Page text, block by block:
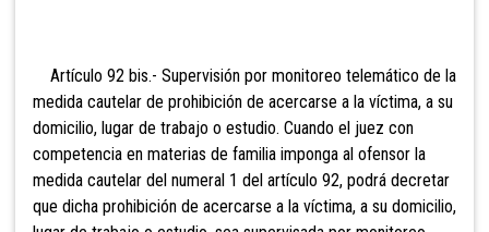
Artículo 92 bis.- Supervisión por monitoreo telemático de la
medida cautelar de prohibición de acercarse a la víctima, a su
domicilio, lugar de trabajo o estudio. Cuando el juez con
competencia en materias de familia imponga al ofensor la
medida cautelar del numeral 1 del artículo 92, podrá decretar
que dicha prohibición de acercarse a la víctima, a su domicilio,